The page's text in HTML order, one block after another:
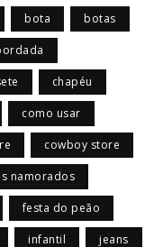
bota botas
chapéu
como usar
cowboy store
namorados
festa do peão
infantil jeans